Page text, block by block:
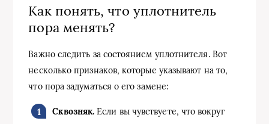
Как понять, что уплотнитель
пора менять?
Важно следить за состоянием уплотнителя. Вот
несколько признаков, которые указывают на то,
что пора задуматься о его замене:
Сквозняк. Если вы чувствуете, что вокруг